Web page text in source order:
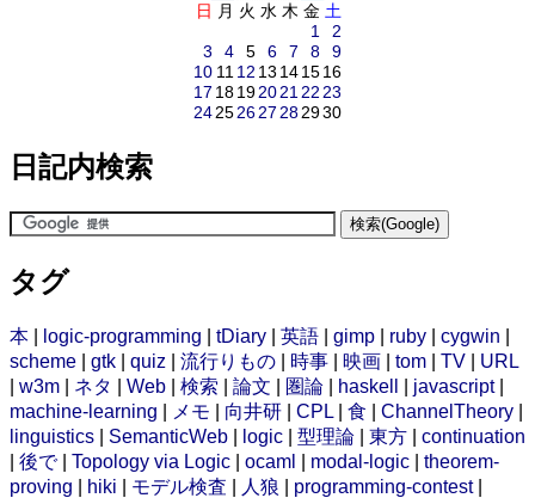
日 月 火 水 木 金 土
1
2
3
4 5 6 7 8
9
10 11 12 13 141516
17 18192021 22 23
24252627 282930
日記内検索
タグ
本 logic-programming tDiary 英語 gimp ruby cygwin
scheme
gtk quiz 流行りもの 時事 映画 tom TV
URL
w3m ネタ Web 検索 論文 圏論 haskell javascript|
machine-learning
メモ 向井研 CPL 食 ChannelTheory
linguistics
SemanticWeb logic 型理論 東方
continuation
後で| Topology via Logic ocaml modal-logic
theorem-
proving
hiki モデル検査 人狼 programming-contest|